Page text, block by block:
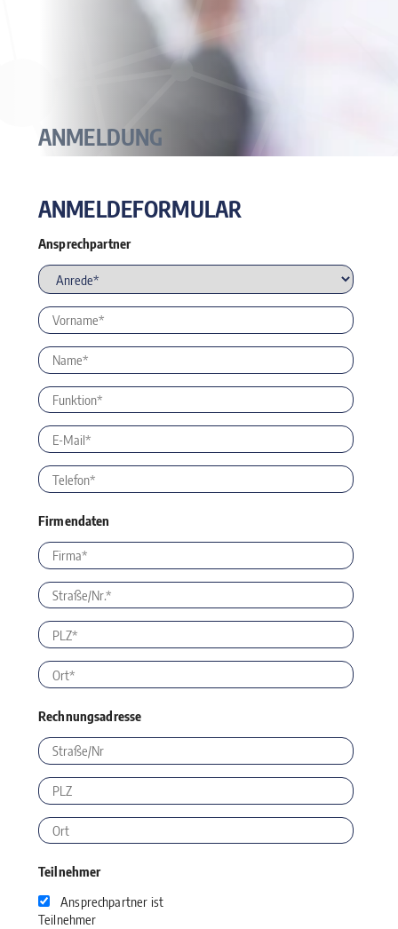
ANMELDUNG
ANMELDEFORMULAR
Ansprechpartner
Firmendaten
Rechnungsadresse
Teilnehmer
Ansprechpartner ist
Teilnehmer